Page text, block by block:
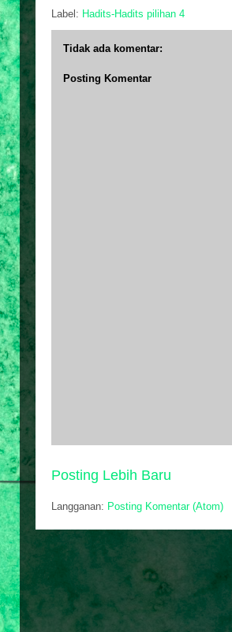
Label: Hadits-Hadits pilihan 4
Tidak ada komentar:
Posting Komentar
Posting Lebih Baru
Langganan: Posting Komentar (Atom)